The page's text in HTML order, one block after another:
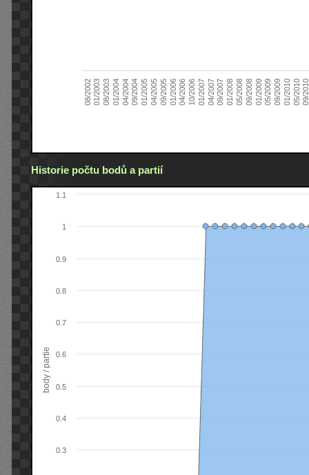
08/200201/200308/200301/200404/200409/200401/200504/200509/200501/200604/200610/200601/200704/200709/200701/200805/200809/200801/200905/200909/200901/201005/201009/
Historie počtu bodů a partií
body / partie
0.3
0.4
0.5
0.6
0.7
0.8
0.9
1
1.1